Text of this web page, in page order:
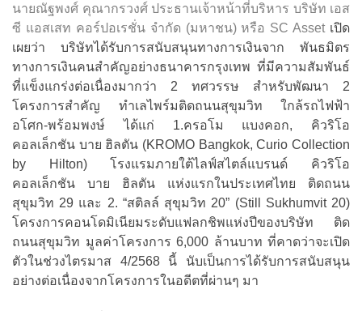
นายณัฐพงศ์ คุณากรวงศ์ ประธานเจ้าหน้าที่บริหาร บริษัท เอส
ซี แอสเสท คอร์ปอเรชั่น จำกัด (มหาชน) หรือ SC Assetเปิด
เผยว่า บริษัทได้รับการสนับสนุนทางการเงินจาก พันธมิตร
ทางการเงินคนสำคัญอย่างธนาคารกรุงเทพ ที่มีความสัมพันธ์
ที่แข็งแกร่งต่อเนื่องมากว่า 2 ทศวรรษ สำหรับพัฒนา 2
โครงการสำคัญ ทำเลไพร์มติดถนนสุขุมวิท ใกล้รถไฟฟ้า
อโศก-พร้อมพงษ์ ได้แก่ 1.ครอโม แบงคอก, คิวริโอ
คอลเล็กชัน บาย ฮิลตัน (KROMO Bangkok, Curio Collection
by Hilton) โรงแรมภายใต้ไลฟ์สไตล์แบรนด์ คิวริโอ
คอลเล็กชัน บาย ฮิลตัน แห่งแรกในประเทศไทย ติดถนน
สุขุมวิท 29 และ 2. “สติลล์ สุขุมวิท 20” (Still Sukhumvit 20)
โครงการคอนโดมิเนียมระดับแฟลกชิพแห่งปีของบริษัท ติด
ถนนสุขุมวิท มูลค่าโครงการ 6,000 ล้านบาท ที่คาดว่าจะเปิด
ตัวในช่วงไตรมาส 4/2568 นี้ นับเป็นการได้รับการสนับสนุน
อย่างต่อเนื่องจากโครงการในอดีตที่ผ่านๆ มา